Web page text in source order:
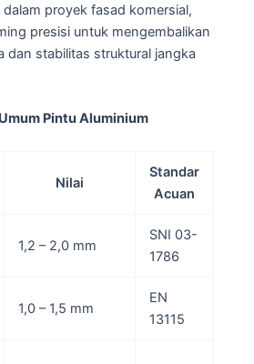
proyek fasad komersial,
presisi untuk mengembalikan
dan stabilitas struktural jangka
Pintu Aluminium
Nilai
Standar
Acuan
1,2 – 2,0 mm
SNI 03-
1786
1,0 – 1,5 mm
EN
13115